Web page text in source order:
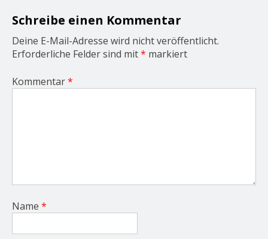
n
Schreibe einen Kommentar
Deine E-Mail-Adresse wird nicht veröffentlicht.
Erforderliche Felder sind mit* markiert
Kommentar*
Name *